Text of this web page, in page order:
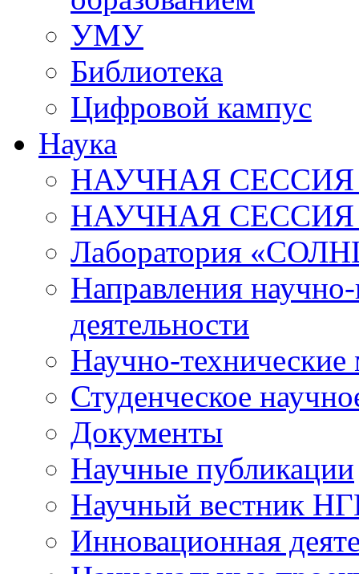
УМУ
Библиотека
Цифровой кампус
Наука
НАУЧНАЯ СЕССИЯ
НАУЧНАЯ
Лаборатория
Направления научно-
деятельности
Научно-технические
Студенческое
Документы
Научные публикации
Научный вестник
Инновационная